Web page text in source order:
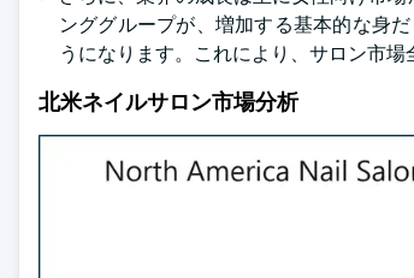
ンググループが、増加する基本的な身
うになります。これにより、サロン市
北米ネイルサロン市場分析